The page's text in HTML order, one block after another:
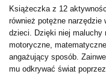
Książeczka z 12
również potężne
dzieci. Dzięki niej maluchy
motoryczne,
angażujący sposób.
mu odkrywać świat